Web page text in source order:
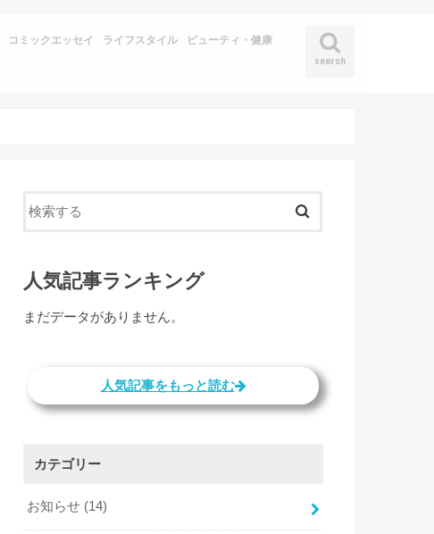
search
コミックエッセイ ライフスタイル ビューティ・健康
人気記事ランキング
まだデータがありません。
人気記事をもっと読む
カテゴリー
お知らせ (14)